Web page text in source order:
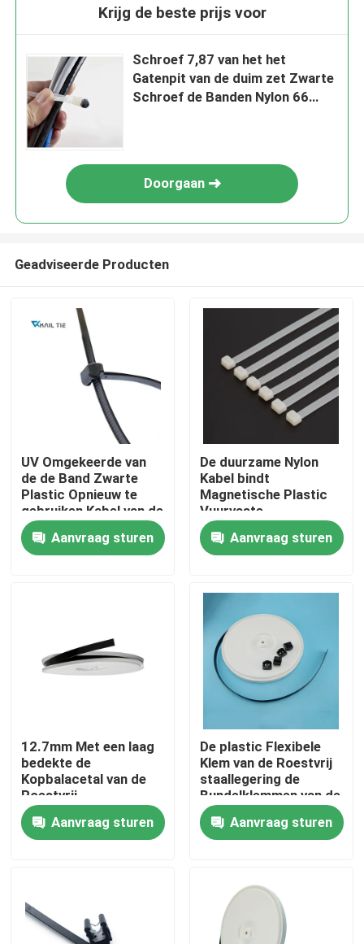
Thuis
Over ons
Video's
nylon kabelband
De Toebehoren van de kabelband
Elektrokabelklier
Krijg de beste prijs voor
Schroef 7,87 van het het
Gatenpit van de duim zet Zwarte
Schroef de Banden Nylon 66
Doorgaan
Geadviseerde Producten
UV Omgekeerde van
de de Band Zwarte
Plastic Opnieuw te
gebruiken Kabel van de
Tand Nylon Kabel het
Pitbanden
Aanvraag sturen
De duurzame Nylon
Kabel bindt
Magnetische Plastic
Vuurvaste
Draadriemen 94V-2
Aanvraag sturen
12.7mm Met een laag
bedekte de
Kopbalacetal van de
Roestvrij
staaluitlaatpijp Riem
Aanvraag sturen
De plastic Flexibele
Klem van de Roestvrij
staallegering de
Bundelklemmen van de
1/2 Duimdraad
Aanvraag sturen